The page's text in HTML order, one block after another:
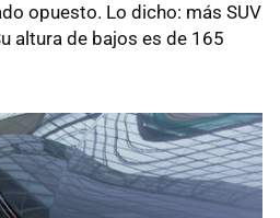
opuesto. Lo dicho: más SUV
altura de bajos es de 165